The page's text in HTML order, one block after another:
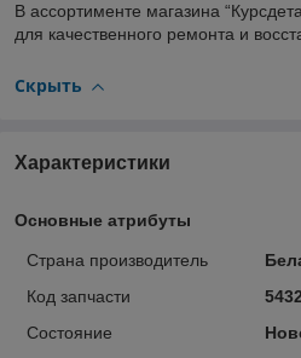
В ассортименте магазина
для качественного ремонта и
Скрыть
Характеристики
Основные атрибуты
Страна производитель
Код запчасти
Состояние